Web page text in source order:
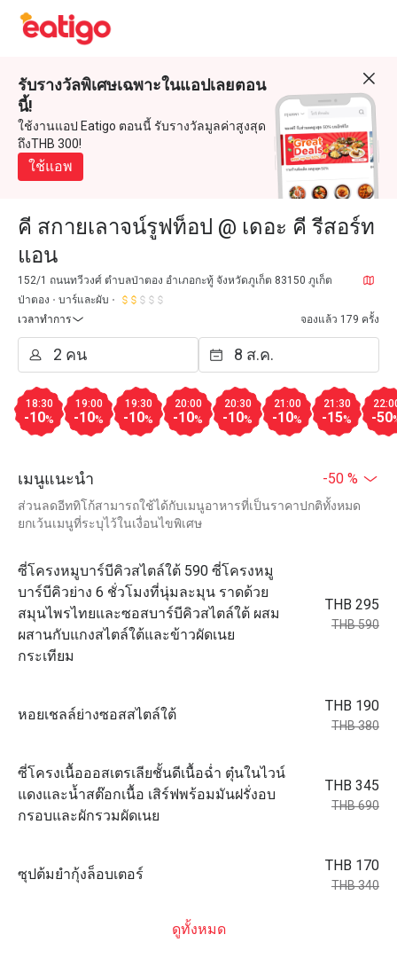
รับรางวัลพิเศษเฉพาะในแอปเลยตอน
นี้!
ใช้งานแอป Eatigo ตอนนี้ รับรางวัลมูลค่าสูงสุด
ถึงTHB 300!
ใช้แอพ
คี สกายเลาจน์รูฟท็อป @ เดอะ คี รีสอร์ท
แอน
152/1 ถนนทวีวงศ์ ตำบลป่าตอง อำเภอกะทู้ จังหวัดภูเก็ต 83150 ภูเก็ต
ป่าตอง
บาร์และผับ
เวลาทำการ
จองแล้ว 179 ครั้ง
18:30
-10%
19:00
-10%
19:30
-10%
20:00
-10%
20:30
-10%
21:00
-10%
21:30
-15% -50
เมนูแนะนำ -50 %
ส่วนลดอีททิโก้สามารถใช้ได้กับเมนูอาหารที่เป็นราคาปกติทั้งหมด
ยกเว้นเมนูที่ระบุไว้ในเงื่อนไขพิเศษ
ซี่โครงหมูบาร์บีคิวสไตล์ใต้ 590 ซี่โครงหมู
บาร์บีคิวย่าง 6 ชั่วโมงที่นุ่มละมุน ราดด้วย
สมุนไพรไทยและซอสบาร์บีคิวสไตล์ใต้ ผสม
ผสานกับแกงสไตล์ใต้และข้าวผัดเนย
กระเทียม
THB 295
THB 590
หอยเชลล์ย่างซอสสไตล์ใต้
THB 190
THB 380
ซี่โครงเนื้อออสเตรเลียชั้นดีเนื้อฉ่ำ ตุ๋นในไวน์
แดงและน้ำสต๊อกเนื้อ เสิร์ฟพร้อมมันฝรั่งอบ
กรอบและผักรวมผัดเนย
THB 345
THB 690
ซุปต้มยำกุ้งล็อบเตอร์
THB 170
THB 340
ดูทั้งหมด